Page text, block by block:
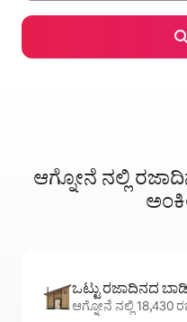
ಆಗ್ನೋನೆ ನಲ್ಲಿ
ಒಟ್ಟು ರಜಾದಿನದ
ಆಗ್ನೋನೆ ನಲ್ಲಿ 18,430